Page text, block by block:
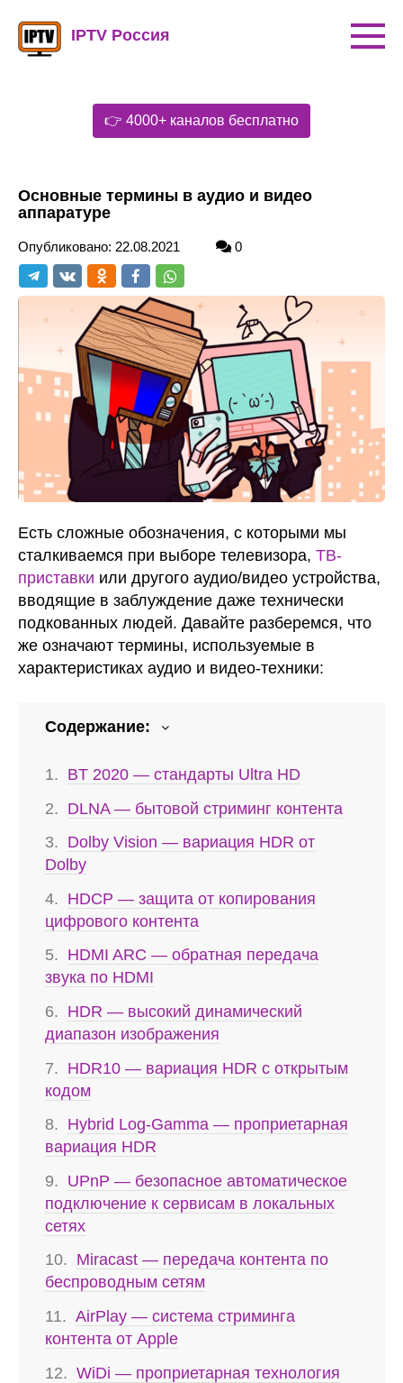
контенту
IPTV Россия
👉 4000+ каналов бесплатно
Основные термины в аудио и видео
аппаратуре
Опубликовано: 22.08.2021 0
Есть сложные обозначения, с которыми мы
сталкиваемся при выборе телевизора, ТВ-
приставки или другого аудио/видео устройства,
вводящие в заблуждение даже технически
подкованных людей. Давайте разберемся, что
же означают термины, используемые в
характеристиках аудио и видео-техники:
Содержание:
BT 2020 — стандарты Ultra HD
DLNA — бытовой стриминг контента
Dolby Vision — вариация HDR от
Dolby
HDCP — защита от копирования
цифрового контента
HDMI ARC — обратная передача
звука по HDMI
HDR — высокий динамический
диапазон изображения
HDR10 — вариация HDR с открытым
кодом
Hybrid Log-Gamma — проприетарная
вариация HDR
UPnP — безопасное автоматическое
подключение к сервисам в локальных
сетях
Miracast — передача контента по
беспроводным сетям
AirPlay — система стриминга
контента от Apple
WiDi — проприетарная технология